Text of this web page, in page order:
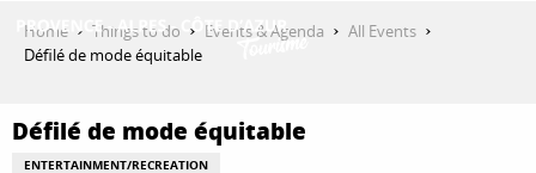
Home Things to do Events & Agenda
All Events
Défilé de mode équitable
Défilé de mode équitable
ENTERTAINMENT/RECREATION